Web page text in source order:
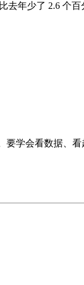
去年少了 2.6
学会看数据、